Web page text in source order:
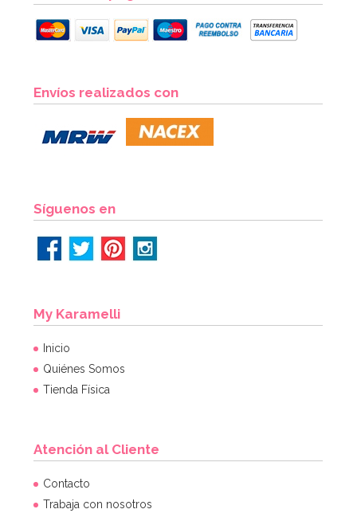
6,49€ 6,49€
Molde Plástico Cerebro 19,5 cm
Envíos realizados con
Síguenos en
My Karamelli
Inicio
Quiénes Somos
Tienda Física
Atención al Cliente
Contacto
Trabaja con nosotros